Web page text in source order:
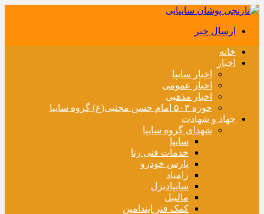
ارسال خبر
خانه
اخبار
اخبار سایپا
اخبار عمومی
اخبار مذهبی
حوزه ۵۰۳ امام حسن مجتبی(ع) گروه سایپا
جهاد و شهادت
شهدای گروه سایپا
سایپا
خدمات فنی رنا
پارس خودرو
زامیاد
سایپادیزل
مالیبل
کمک فنر ایندامین